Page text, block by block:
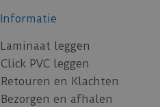
Informatie
Laminaat leggen
Click PVC leggen
Retouren en Klachten
Bezorgen en afhalen